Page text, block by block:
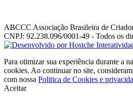
ABCCC Associação Brasileira de
CNPJ: 92.238.096/0001-49 - Todos os
Para otimizar sua experiência durante a
cookies. Ao continuar no site,
com nossa Politica de Cookies e
Aceitar